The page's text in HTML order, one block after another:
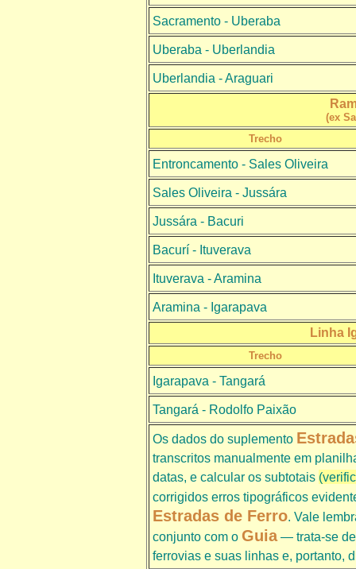
Sacramento - Uberaba
Uberaba - Uberlandia
Uberlandia - Araguari
(ex
Trecho
Entroncamento - Sales Oliveira
Sales Oliveira - Jussára
Jussára - Bacuri
Bacurí - Ituverava
Ituverava - Aramina
Aramina - Igarapava
Linha
Trecho
Igarapava - Tangará
Tangará - Rodolfo Paixão
Os dados do suplemento
transcritos manualmente em
datas, e calcular os subtotais
corrigidos erros tipográficos
Estradas de Ferro. Vale
conjunto com o Guia— trata-se de
ferrovias e suas linhas e, portanto,